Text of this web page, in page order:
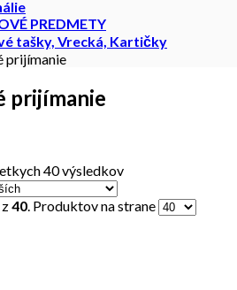
PREDMETY
tašky, Vrecká, Kartičky
prijímanie
prijímanie
40 výsledkov
z40. Produktov na strane